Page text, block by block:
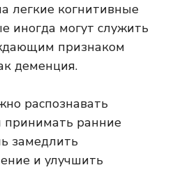
легкие когнитивные
иногда могут служить
признаком
деменция.
распознавать
принимать ранние
замедлить
и улучшить